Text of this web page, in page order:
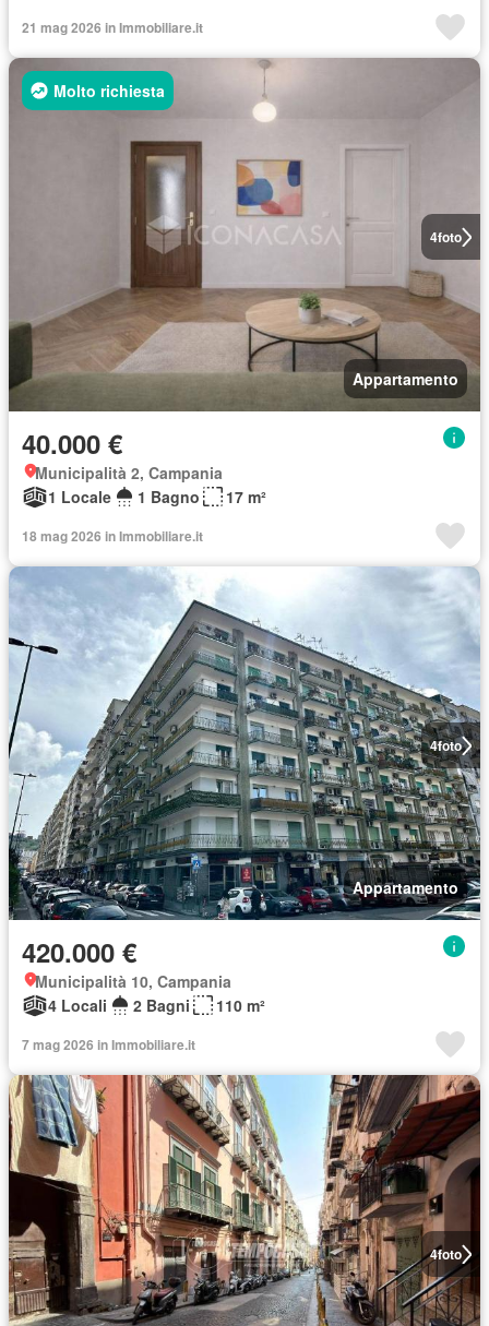
21 mag 2026 in Immobiliare.it
4foto
Molto richiesta
Appartamento
40.000 €
Municipalità 2, Campania
1 Locale
1 Bagno 17 m²
18 mag 2026 in Immobiliare.it
4foto
Appartamento
420.000 €
Municipalità 10, Campania
4 Locali
2 Bagni 110 m²
7 mag 2026 in Immobiliare.it
4foto